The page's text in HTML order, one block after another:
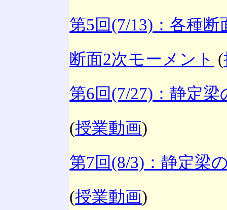
第5回(7/13)：各種
断面2次モーメント (
第6回(7/27)：静定
(授業動画)
第7回(8/3)：静定梁
(授業動画)